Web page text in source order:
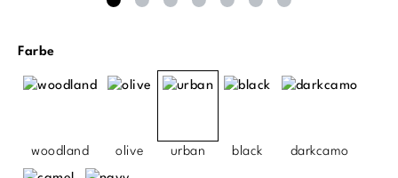
Farbeauswählen
woodland olive urban black darkcamo